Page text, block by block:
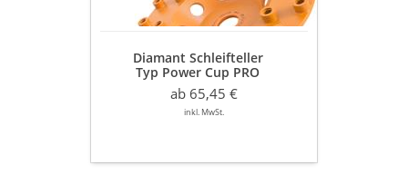
Extrem
Diamant Schleifteller
Typ Power Cup PRO
Ø 125 / 180 mm
Extrem harter Beton
ab 65,45 €
inkl. MwSt.